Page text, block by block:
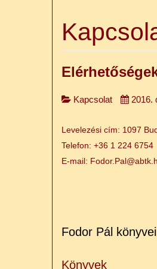
Kapcsolat 2016.
Levelezési cím: 1097
Telefon: +36 1 224 6754
E-mail:
Fodor Pál könyvei
Könyvek